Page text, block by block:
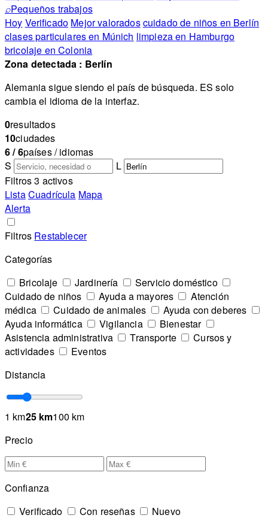
⌕Pequeños trabajos
Hoy Verificado Mejor valoradoscuidado de niños en Berlín
clases particulares en Múnich limpieza en Hamburgo
bricolaje en Colonia
Zona detectada : Berlín
Alemania sigue siendo el país de búsqueda. ES solo
cambia el idioma de la interfaz.
0resultados
10ciudades
6 / 6países / idiomas
S
L
Filtros 3 activos
ListaCuadrícula Mapa
Alerta
Filtros Restablecer
Categorías
Bricolaje
Jardinería
Servicio doméstico
Cuidado de niños
Ayuda a mayores
Atención
médica
Cuidado de animales
Ayuda con deberes
Ayuda informática
Vigilancia
Bienestar
Asistencia administrativa
Transporte
Cursos y
actividades
Eventos
Distancia
1 km25 km100 km
Precio
Confianza
Verificado
Con reseñas
Nuevo